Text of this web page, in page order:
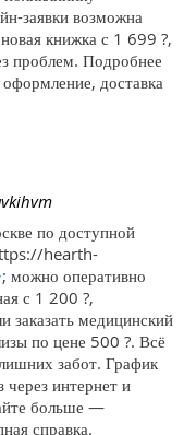
заявки возможна
книжка с 1 699 ?,
проблем. Подробнее
доставка
по доступной
hearth-
; можно оперативно
с 1 200 ?,
заказать медицинский
по цене 500 ?. Всё
забот. График
интернет и
больше —
справка.